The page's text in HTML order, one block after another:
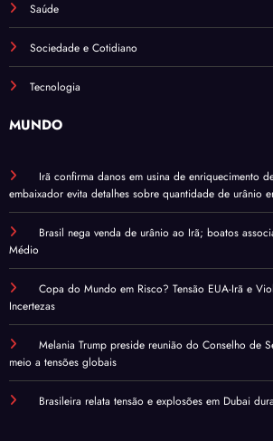
Saúde
Sociedade e Cotidiano
Tecnologia
MUNDO
Irã confirma danos em usina de enriquecimento
embaixador evita detalhes sobre quantidade de urânio
Brasil nega venda de urânio ao Irã; boatos
Médio
Copa do Mundo em Risco? Tensão EUA-Irã e
Incertezas
Melania Trump preside reunião do Conselho de
meio a tensões globais
Brasileira relata tensão e explosões em Dubai